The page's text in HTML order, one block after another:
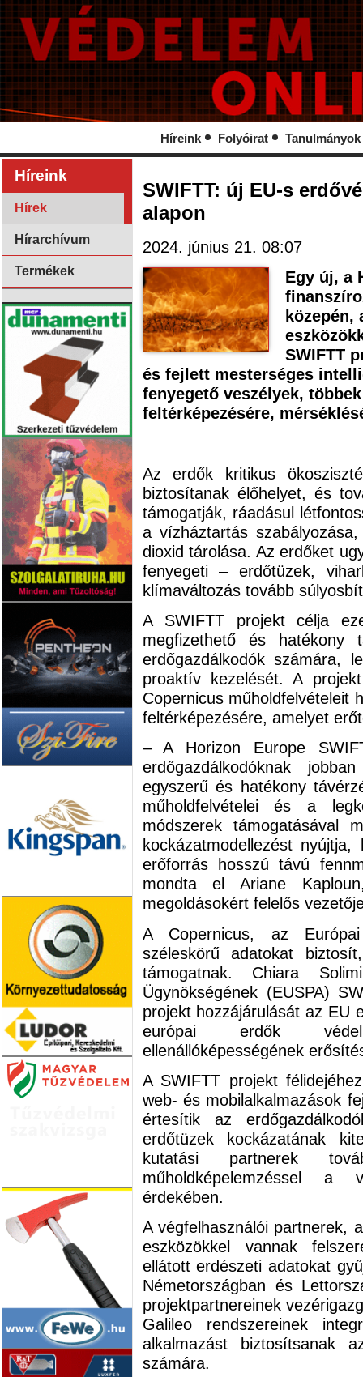
Híreink Folyóirat Tanulmányok
Híreink
Hírek
Hírarchívum
Termékek
SWIFTT: új EU-s
alapon
2024. június 21. 08:07
Egy új, a
közepén,
SWIFTT
és fejlett mesterséges
fenyegető veszélyek,
feltérképezésére,
Az erdők kritikus
biztosítanak élőhelyet, és
támogatják, ráadásul
a vízháztartás
dioxid tárolása. Az erdőket
fenyegeti – erdőtüzek,
klímaváltozás tovább
A SWIFTT projekt célja
megfizethető és hatékony
erdőgazdálkodók számára,
proaktív kezelését. A
Copernicus műholdfelvételeit
feltérképezésére, amelyet
– A Horizon Europe
erdőgazdálkodóknak
egyszerű és hatékony
műholdfelvételei és a
módszerek támogatásával
kockázatmodellezést
erőforrás hosszú távú
mondta el Ariane
megoldásokért felelős
A Copernicus, az
széleskörű adatokat
támogatnak. Chiara
Ügynökségének (EUSPA)
projekt hozzájárulását az EU
európai erdők
ellenállóképességének
A SWIFTT projekt
web- és mobilalkalmazások
értesítik az
erdőtüzek kockázatának
kutatási partnerek
műholdképelemzéssel a
érdekében.
A végfelhasználói partnerek,
eszközökkel vannak
ellátott erdészeti adatokat
Németországban és
projektpartnereinek
Galileo rendszereinek
alkalmazást biztosítsanak
számára.